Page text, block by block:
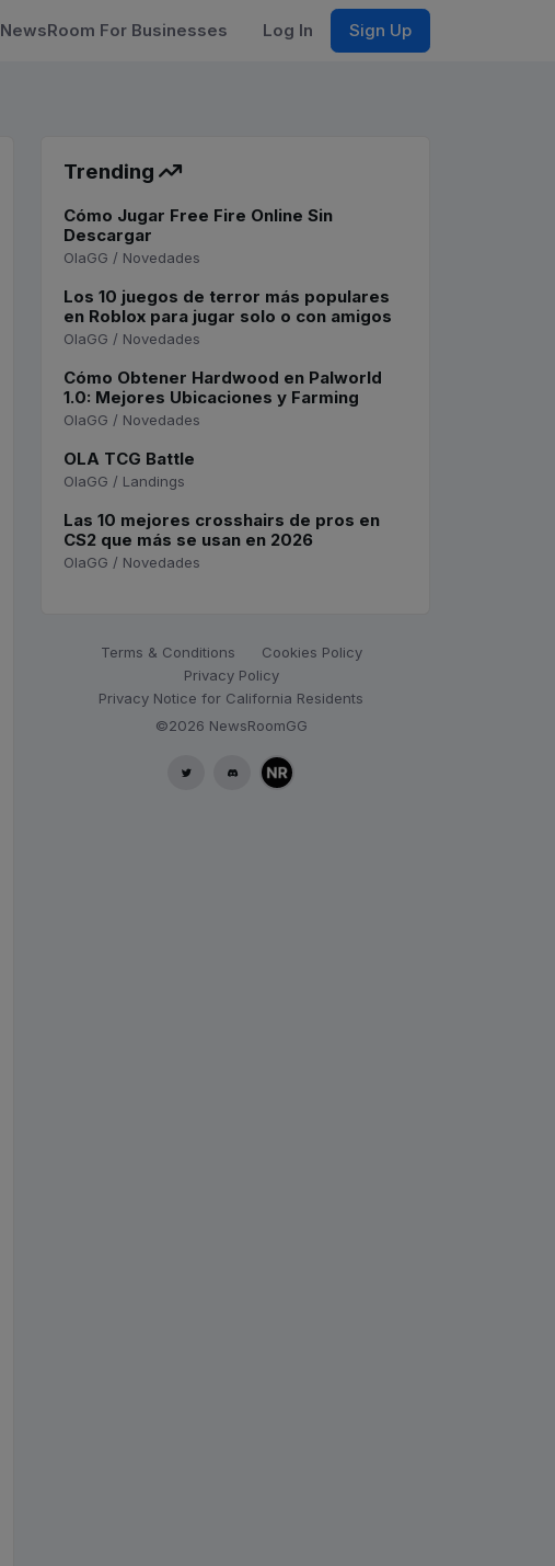
NewsRoom For Businesses Log In Sign Up
Trending
Cómo Jugar Free Fire Online Sin
Descargar
OlaGG / Novedades
Los 10 juegos de terror más populares
en Roblox para jugar solo o con amigos
OlaGG / Novedades
Cómo Obtener Hardwood en Palworld
1.0: Mejores Ubicaciones y Farming
OlaGG / Novedades
OLA TCG Battle
OlaGG / Landings
Las 10 mejores crosshairs de pros en
CS2 que más se usan en 2026
OlaGG / Novedades
Terms & Conditions
Cookies Policy
Privacy Policy
Privacy Notice for California Residents
©2026 NewsRoomGG